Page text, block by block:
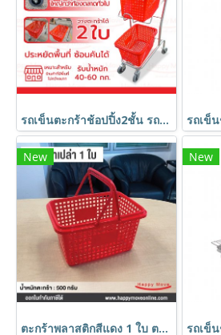
รถเข็นตะกร้าช้อปปิ้ง2ชั้น รถเข็นช้อปปิ้ง รถเข็นวางตะกร้า Happy Move รุ่น Smile
New
ตะกร้าพลาสติกสีแดง 1 ใบ ตะกร้าใส่ของ ตะกร้ามีรู มีหูหิ้ว HORECAT code 58750
New